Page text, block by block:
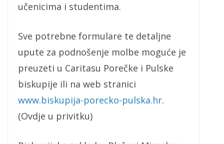
učenicima i studentima.
Sve potrebne formulare te detaljne
upute za podnošenje molbe moguće je
preuzeti u Caritasu Porečke i Pulske
biskupije ili na web stranici
www.biskupija-porecko-pulska.hr.
(Ovdje u privitku)